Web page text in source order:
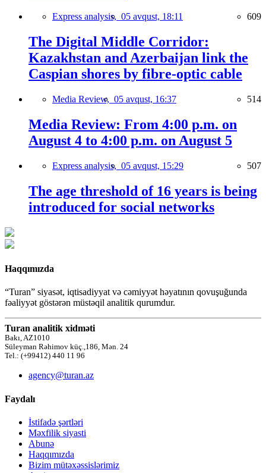
Express analysis, 05 avqust, 18:11 609
The Digital Middle Corridor:
Kazakhstan and Azerbaijan link the
Caspian shores by fibre-optic cable
Media Review, 05 avqust, 16:37 514
Media Review: From 4:00 p.m. on
August 4 to 4:00 p.m. on August 5
Express analysis, 05 avqust, 15:29 507
The age threshold of 16 years is being
introduced for social networks
Haqqımızda
“Turan” siyasət, iqtisadiyyat və cəmiyyət həyatının qovuşuğunda
fəaliyyət göstərən müstəqil analitik qurumdur.
Turan analitik xidməti
Bakı, AZ1010
Süleyman Rəhimov küç.,186, Mən. 24
Tel.: (+99412) 440 11 96
agency@turan.az
Faydalı
İstifadə şərtləri
Məxfilik siyasti
Abunə
Haqqımızda
Bizim mütəxəssislərimiz